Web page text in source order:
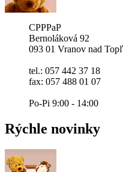
CPPPaP
Bernoláková 92
093 01 Vranov nad
tel.: 057 442 37 18
fax: 057 488 01 07
Po-Pi 9:00 - 14:00
Rýchle novinky